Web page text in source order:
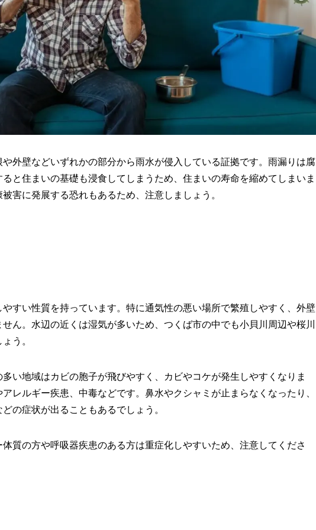
外壁などいずれかの部分から雨水が侵入している証拠です。雨漏りは腐
と住まいの基礎も浸食してしまうため、住まいの寿命を縮めてしまいま
害に発展する恐れもあるため、注意しましょう。
すい性質を持っています。特に通気性の悪い場所で繁殖しやすく、外壁
ん。水辺の近くは湿気が多いため、つくば市の中でも小貝川周辺や桜川
う。
い地域はカビの胞子が飛びやすく、カビやコケが発生しやすくなりま
レルギー疾患、中毒などです。鼻水やクシャミが止まらなくなったり、
の症状が出ることもあるでしょう。
質の方や呼吸器疾患のある方は重症化しやすいため、注意してくださ